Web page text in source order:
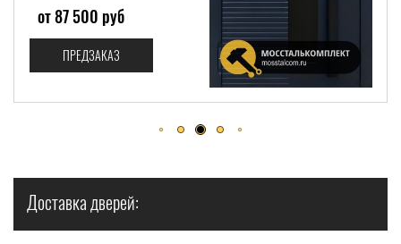
500 руб
ПРЕДЗАКАЗ
Доставка дверей: